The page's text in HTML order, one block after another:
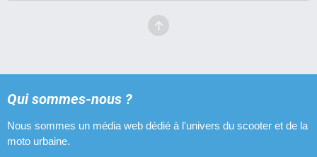
Qui sommes-nous ?
Nous sommes un média web dédié à l'univers du scooter et de la
moto urbaine.